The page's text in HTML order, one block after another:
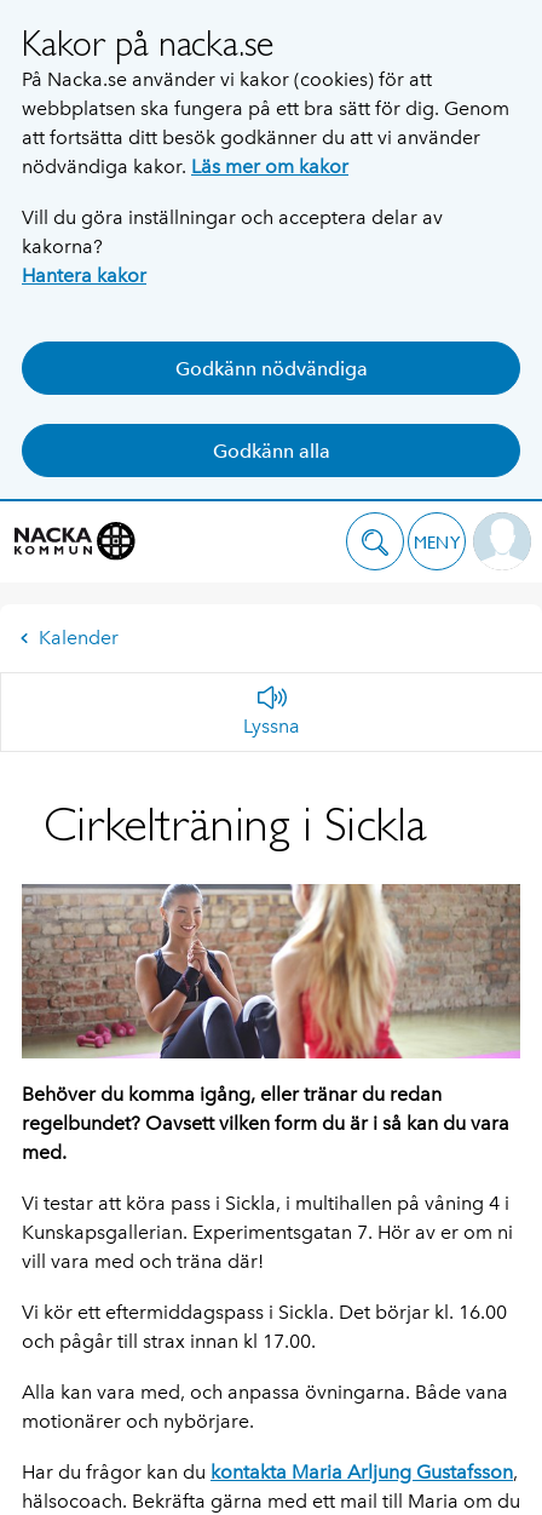
Kakor på nacka.se
På Nacka.se använder vi kakor (cookies) för att
webbplatsen ska fungera på ett bra sätt för dig. Genom
att fortsätta ditt besök godkänner du att vi använder
nödvändiga kakor. Läs mer om kakor
Vill du göra inställningar och acceptera delar av
kakorna?
Hantera kakor
Godkänn nödvändiga
Godkänn alla
MENY
Kalender
Lyssna
Cirkelträning i Sickla
Behöver du komma igång, eller tränar du redan
regelbundet? Oavsett vilken form du är i så kan du vara
med.
Vi testar att köra pass i Sickla, i multihallen på våning 4 i
Kunskapsgallerian. Experimentsgatan 7. Hör av er om ni
vill vara med och träna där!
Vi kör ett eftermiddagspass i Sickla. Det börjar kl. 16.00
och pågår till strax innan kl 17.00.
Alla kan vara med, och anpassa övningarna. Både vana
motionärer och nybörjare.
Har du frågor kan du kontakta Maria Arljung Gustafsson,
hälsocoach. Bekräfta gärna med ett mail till Maria om du